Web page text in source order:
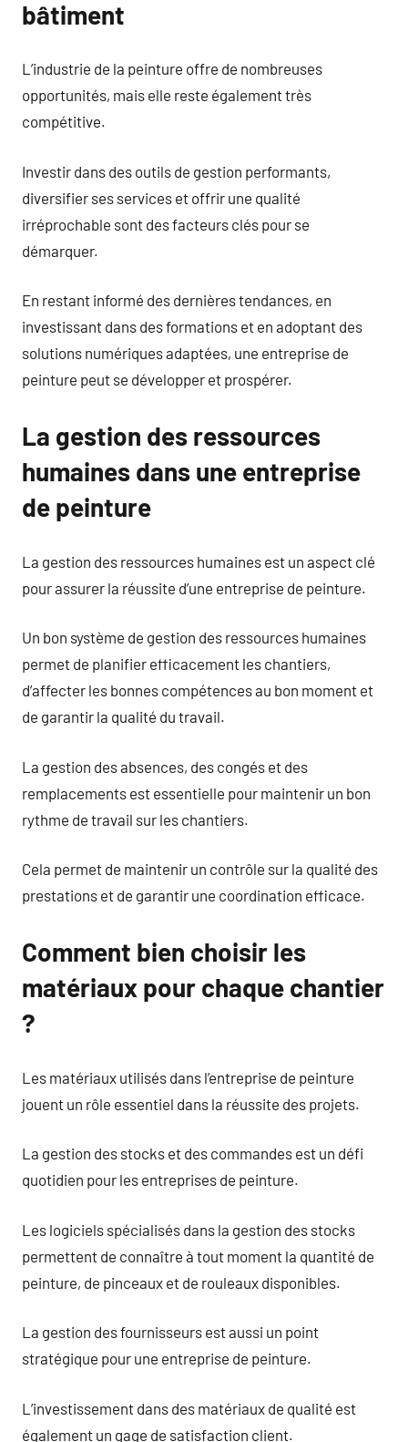
bâtiment
L’industrie de la peinture offre de nombreuses
opportunités, mais elle reste également très
compétitive.
Investir dans des outils de gestion performants,
diversifier ses services et offrir une qualité
irréprochable sont des facteurs clés pour se
démarquer.
En restant informé des dernières tendances, en
investissant dans des formations et en adoptant des
solutions numériques adaptées, une entreprise de
peinture peut se développer et prospérer.
La gestion des ressources
humaines dans une entreprise
de peinture
La gestion des ressources humaines est un aspect clé
pour assurer la réussite d’une entreprise de peinture.
Un bon système de gestion des ressources humaines
permet de planifier efficacement les chantiers,
d’affecter les bonnes compétences au bon moment et
de garantir la qualité du travail.
La gestion des absences, des congés et des
remplacements est essentielle pour maintenir un bon
rythme de travail sur les chantiers.
Cela permet de maintenir un contrôle sur la qualité des
prestations et de garantir une coordination efficace.
Comment bien choisir les
matériaux pour chaque chantier
?
Les matériaux utilisés dans l’entreprise de peinture
jouent un rôle essentiel dans la réussite des projets.
La gestion des stocks et des commandes est un défi
quotidien pour les entreprises de peinture.
Les logiciels spécialisés dans la gestion des stocks
permettent de connaître à tout moment la quantité de
peinture, de pinceaux et de rouleaux disponibles.
La gestion des fournisseurs est aussi un point
stratégique pour une entreprise de peinture.
L’investissement dans des matériaux de qualité est
également un gage de satisfaction client.